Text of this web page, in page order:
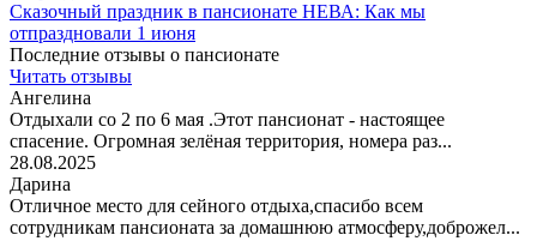
Сказочный праздник в пансионате НЕВА: Как мы
отпраздновали 1 июня
Последние отзывы о пансионате
Читать отзывы
Ангелина
Отдыхали со 2 по 6 мая .Этот пансионат - настоящее
спасение. Огромная зелёная территория, номера раз...
28.08.2025
Дарина
Отличное место для сейного отдыха,спасибо всем
сотрудникам пансионата за домашнюю атмосферу,доброжел...